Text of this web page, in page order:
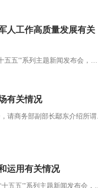
人工作高质量发展有关
五’”系列主题新闻发布会，请
发展有关情况，并答记者问。
有关情况
请商务部副部长鄢东介绍所谓
运用有关情况
五五’”系列主题新闻发布会，请